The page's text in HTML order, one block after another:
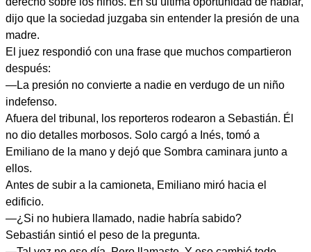
dijo que la sociedad juzgaba sin entender la presión de una
madre.
El juez respondió con una frase que muchos compartieron
después:
—La presión no convierte a nadie en verdugo de un niño
indefenso.
Afuera del tribunal, los reporteros rodearon a Sebastián. Él
no dio detalles morbosos. Solo cargó a Inés, tomó a
Emiliano de la mano y dejó que Sombra caminara junto a
ellos.
Antes de subir a la camioneta, Emiliano miró hacia el
edificio.
—¿Si no hubiera llamado, nadie habría sabido?
Sebastián sintió el peso de la pregunta.